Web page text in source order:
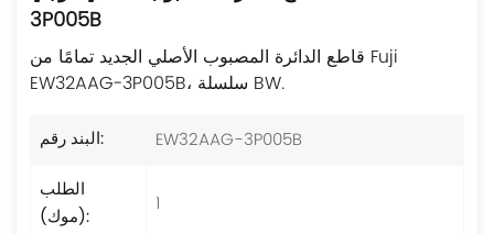
3P005B
قاطع الدائرة المصبوب الأصلي الجديد تمامًا من Fuji
EW32AAG-3P005B، سلسلة BW.
البند رقم:
EW32AAG-3P005B
الطلب
(موك):
1